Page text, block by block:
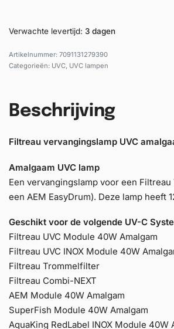
Verwachte levertijd: 3 dagen
7091131279390
Categorieën: UVC, UVC lampen
Beschrijving
Filtreau vervangingslamp UVC
Amalgaam UVC lamp
Een vervangingslamp voor een
een AEM EasyDrum). Deze lamp heeft
Geschikt voor de volgende UV-C
Filtreau UVC Module 40W Amalgam
Filtreau UVC INOX Module 40W
Filtreau Trommelfilter
Filtreau Combi-NEXT
AEM Module 40W Amalgam
SuperFish Module 40W Amalgam
AquaKing RedLabel INOX Module 40W